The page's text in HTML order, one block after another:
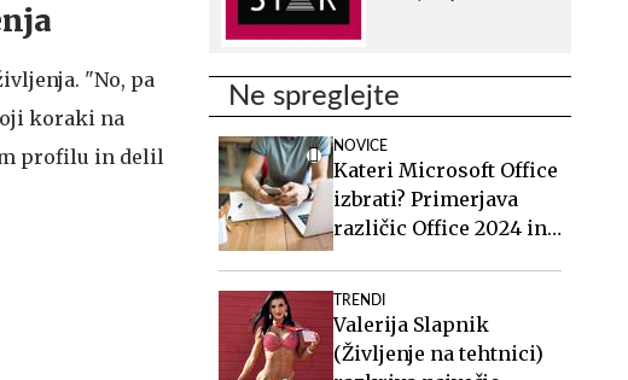
"No, pa
koraki na
profilu in delil
Ne spreglejte
NOVICE
Kateri Microsoft Office
izbrati? Primerjava
različic Office 2024 in
TRENDI
Valerija Slapnik
(Življenje na tehtnici)